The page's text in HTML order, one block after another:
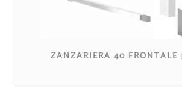
ZANZARIERA 40 FRONTALE